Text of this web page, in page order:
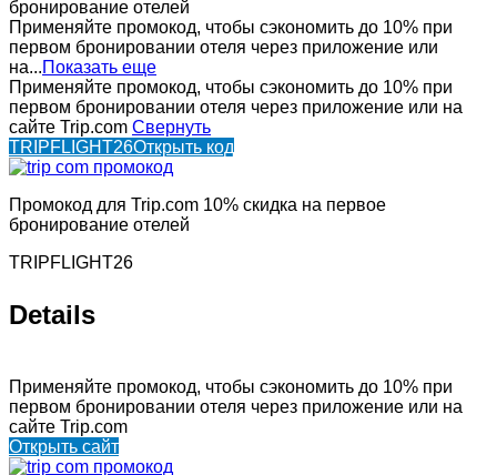
бронирование отелей
Применяйте промокод, чтобы сэкономить до 10% при
первом бронировании отеля через приложение или
на...Показать еще
Применяйте промокод, чтобы сэкономить до 10% при
первом бронировании отеля через приложение или на
сайте Trip.com Свернуть
TRIPFLIGHT26Открыть код
Промокод для Trip.com 10% скидка на первое
бронирование отелей
TRIPFLIGHT26
Details
Применяйте промокод, чтобы сэкономить до 10% при
первом бронировании отеля через приложение или на
сайте Trip.com
Открыть сайт